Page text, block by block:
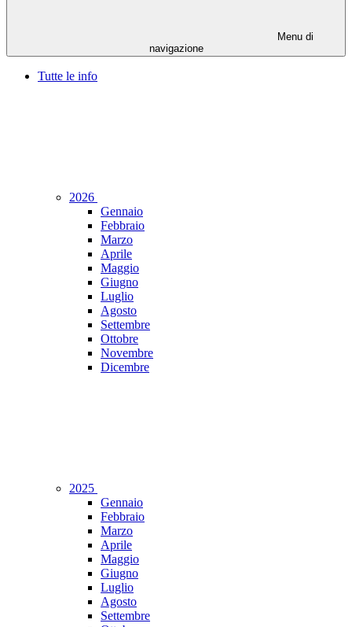
Menu di
navigazione
Tutte le info
2026
Gennaio
Febbraio
Marzo
Aprile
Maggio
Giugno
Luglio
Agosto
Settembre
Ottobre
Novembre
Dicembre
2025
Gennaio
Febbraio
Marzo
Aprile
Maggio
Giugno
Luglio
Agosto
Settembre